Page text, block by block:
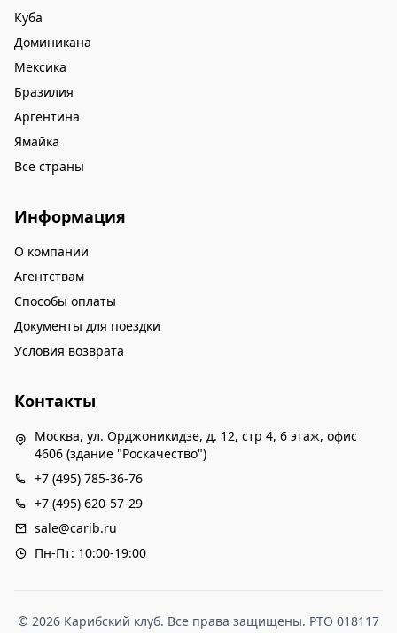
Куба
Доминикана
Мексика
Бразилия
Аргентина
Ямайка
Все страны
Информация
О компании
Агентствам
Способы оплаты
Документы для поездки
Условия возврата
Контакты
Москва, ул. Орджоникидзе, д. 12, стр 4, 6 этаж, офис
4606 (здание "Роскачество")
+7 (495) 785-36-76
+7 (495) 620-57-29
sale@carib.ru
Пн-Пт: 10:00-19:00
© 2026 Карибский клуб. Все права защищены. РТО 018117